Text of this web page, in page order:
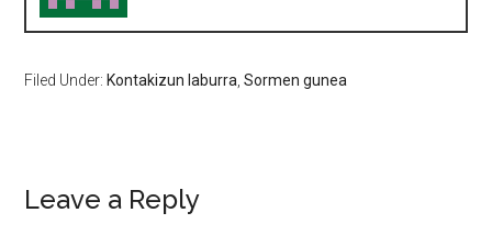
Filed Under: Kontakizun laburra ,Sormen gunea
Leave a Reply